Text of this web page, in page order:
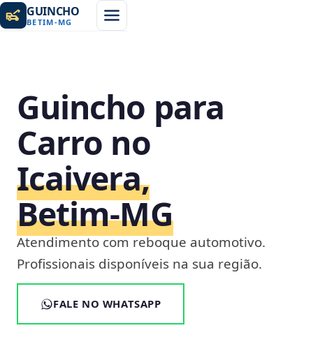
GUINCHO
BETIM-MG
Guincho para
Carro no
Icaivera,
Betim‑MG
Atendimento com reboque automotivo.
Profissionais disponíveis na sua região.
FALE NO WHATSAPP